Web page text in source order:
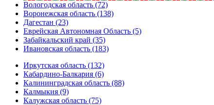
Вологодская область (72)
Воронежская область (138)
Дагестан (23)
Еврейская Автономная Область (5)
Забайкальский край (35)
Ивановская область (183)
Иркутская область (132)
Кабардино-Балкария (6)
Калининградская область (88)
Калмыкия (9)
Калужская область (75)